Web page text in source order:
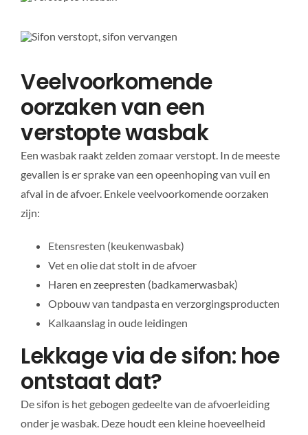
Veelvoorkomende
oorzaken van een
verstopte wasbak
Een wasbak raakt zelden zomaar verstopt. In de meeste
gevallen is er sprake van een opeenhoping van vuil en
afval in de afvoer. Enkele veelvoorkomende oorzaken
zijn:
Etensresten (keukenwasbak)
Vet en olie dat stolt in de afvoer
Haren en zeepresten (badkamerwasbak)
Opbouw van tandpasta en verzorgingsproducten
Kalkaanslag in oude leidingen
Lekkage via de sifon: hoe
ontstaat dat?
De sifon is het gebogen gedeelte van de afvoerleiding
onder je wasbak. Deze houdt een kleine hoeveelheid